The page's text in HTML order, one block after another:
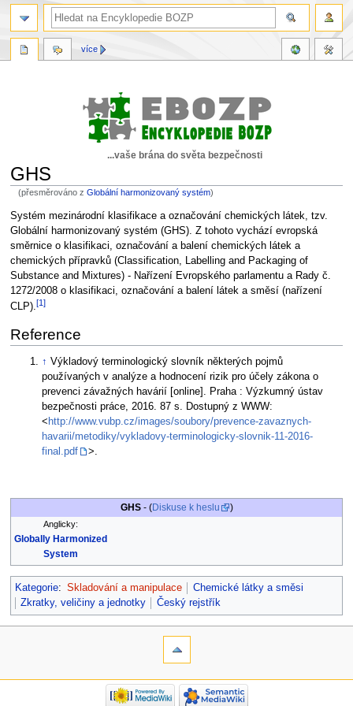
...vaše brána do světa bezpečnosti
GHS
(přesměrováno zGlobální harmonizovaný systém)
Skočit
na
navigaci
Skočit
na
vyhledávání
Systém mezinárodní klasifikace a označování chemických látek, tzv.
Globální harmonizovaný systém (GHS). Z tohoto vychází evropská
směrnice o klasifikaci, označování a balení chemických látek a
chemických přípravků (Classification, Labelling and Packaging of
Substance and Mixtures) - Nařízení Evropského parlamentu a Rady č.
1272/2008 o klasifikaci, označování a balení látek a směsí (nařízení
CLP).[1]
Reference
↑ Výkladový terminologický slovník některých pojmů
používaných v analýze a hodnocení rizik pro účely zákona o
prevenci závažných havárií [online]. Praha : Výzkumný ústav
bezpečnosti práce, 2016. 87 s. Dostupný z WWW:
< http://www.vubp.cz/images/soubory/prevence-zavaznych-
havarii/metodiky/vykladovy-terminologicky-slovnik-11-2016-
final.pdf
>.
GHS- (Diskuse k heslu )
Anglicky:
Globally Harmonized
System
Kategorie: Skladování a manipulace
Chemické látky a směsi
Zkratky, veličiny a jednotky
Český rejstřík
více